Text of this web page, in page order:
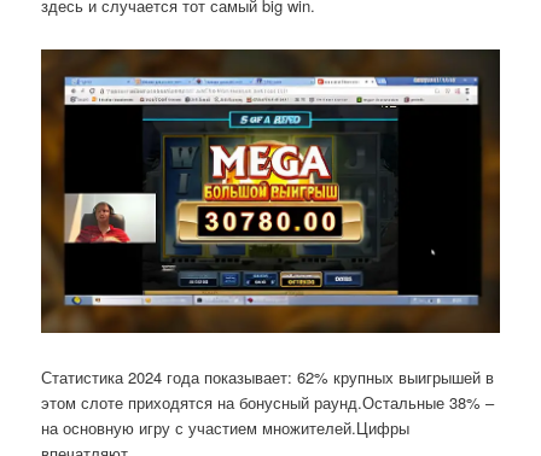
здесь и случается тот самый big win.
Статистика 2024 года показывает: 62% крупных выигрышей в
этом слоте приходятся на бонусный раунд.Остальные 38% –
на основную игру с участием множителей.Цифры